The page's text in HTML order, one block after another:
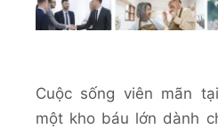
Cuộc sống viên mãn
một kho báu lớn dành